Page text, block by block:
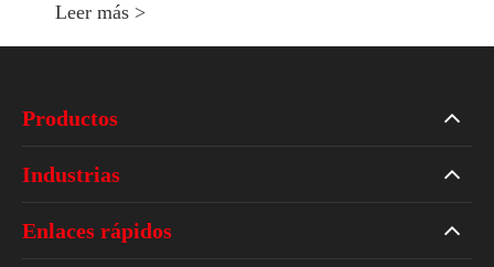
Leer más >
Productos
Industrias
Enlaces rápidos